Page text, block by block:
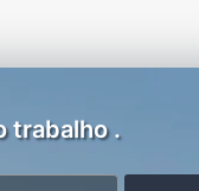
trabalho .